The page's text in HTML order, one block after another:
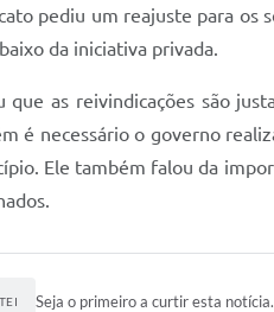
um reajuste para os
da iniciativa privada.
são justas e
é necessário o governo
Ele também falou da
Seja o primeiro a curtir esta notícia.